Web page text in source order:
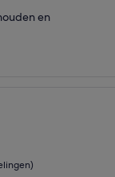
en